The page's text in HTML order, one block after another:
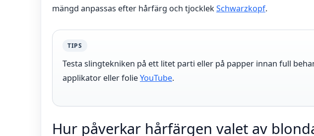
mängd anpassas efter hårfärg och tjocklekSchwarzkopf.
TIPS
Testa slingtekniken på ett litet parti eller på papper innan full
applikator eller folieYouTube.
Hur påverkar hårfärgen valet av